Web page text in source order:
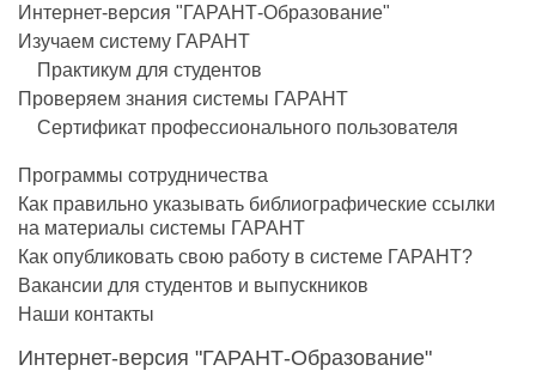
Интернет-версия "ГАРАНТ-Образование"
Изучаем систему ГАРАНТ
Практикум для студентов
Проверяем знания системы ГАРАНТ
Сертификат профессионального пользователя
Программы сотрудничества
Как правильно указывать библиографические ссылки
на материалы системы ГАРАНТ
Как опубликовать свою работу в системе ГАРАНТ?
Вакансии для студентов и выпускников
Наши контакты
Интернет-версия "ГАРАНТ-Образование"